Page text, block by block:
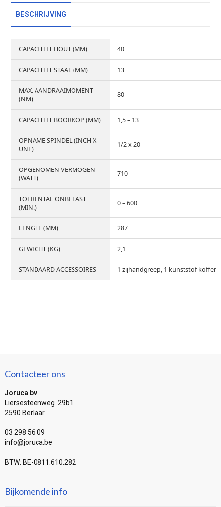
BESCHRIJVING
CAPACITEIT HOUT (MM) 40
CAPACITEIT STAAL (MM) 13
MAX. AANDRAAIMOMENT
(NM)
80
CAPACITEIT BOORKOP (MM) 1,5 – 13
OPNAME SPINDEL (INCH X
UNF)
1/2 x 20
OPGENOMEN VERMOGEN
(WATT)
710
TOERENTAL ONBELAST
(MIN.)
0 – 600
LENGTE (MM) 287
GEWICHT (KG) 2,1
STANDAARD ACCESSOIRES 1 zijhandgreep, 1 kunststof koffer
Contacteer ons
Joruca bv
Liersesteenweg 29b1
2590 Berlaar
03 298 56 09
info@joruca.be
BTW: BE-0811.610.282
Bijkomende info